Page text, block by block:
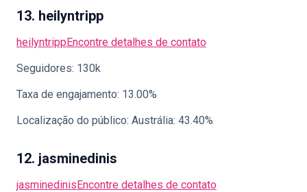
13. heilyntripp
heilyntrippEncontre detalhes de contato
Seguidores: 130k
Taxa de engajamento: 13.00%
Localização do público: Austrália: 43.40%
12. jasminedinis
jasminedinisEncontre detalhes de contato